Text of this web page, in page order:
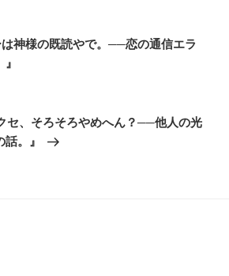
は神様の既読やで。──恋の通信エラ
セ、そろそろやめへん？──他人の光
。』